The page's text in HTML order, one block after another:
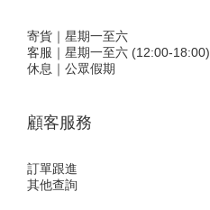
寄貨｜星期一至六
客服｜星期一至六 (12:00-18:00)
休息｜公眾假期
顧客服務
訂單跟進
其他查詢